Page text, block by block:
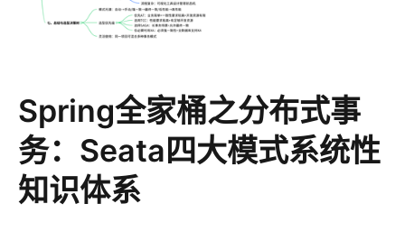
Spring全家桶之分布式事
务：Seata四大模式系统性
知识体系